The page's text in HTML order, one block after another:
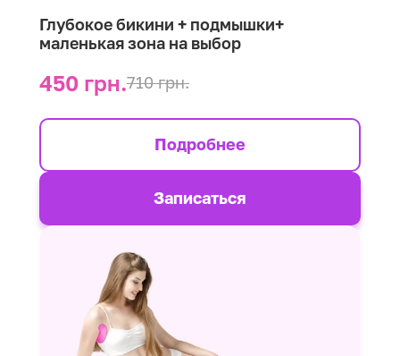
Глубокое бикини + подмышки+
маленькая зона на выбор
450 грн.710 грн.
Подробнее
Записаться